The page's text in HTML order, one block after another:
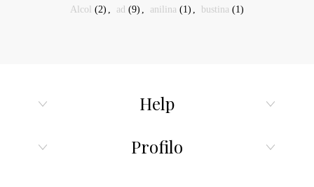
Alcol (2) , ad (9) , anilina (1) , bustina (1)
Help
Profilo